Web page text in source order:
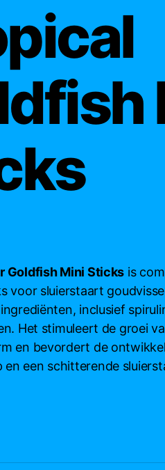
Goldfish Mini Sticks is
voor sluierstaart
inclusief
Het stimuleert de groei
en bevordert de
en een schitterende